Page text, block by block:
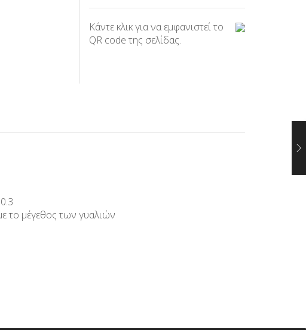
Κάντε κλικ για να εμφανιστεί το
QR code της σελίδας.
το μέγεθος των γυαλιών